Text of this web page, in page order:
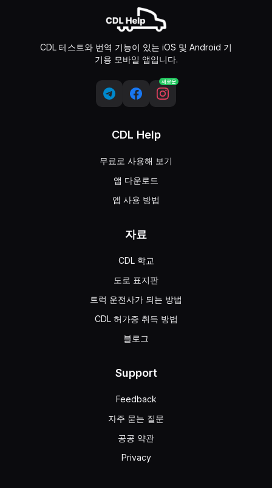
CDL 테스트와 번역 기능이 있는 iOS 및 Android 기
기용 모바일 앱입니다.
새로운
CDL Help
무료로 사용해 보기
앱 다운로드
앱 사용 방법
자료
CDL 학교
도로 표지판
트럭 운전사가 되는 방법
CDL 허가증 취득 방법
블로그
Support
Feedback
자주 묻는 질문
공공 약관
Privacy